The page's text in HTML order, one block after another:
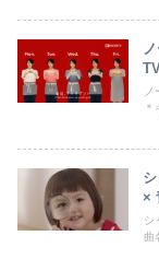
ノ
×
シ
曲